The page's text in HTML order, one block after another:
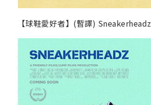
【球鞋愛好者】(暫譯) Sneakerheadz